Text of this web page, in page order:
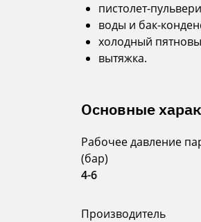
пистолет-
воды и бак-
холодный
вытяжка.
Основные
Рабочее давление
(бар)
4-6
Производитель